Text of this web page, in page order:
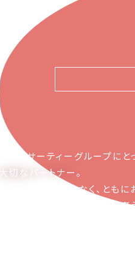
ピアーサーティーグループにと
大切なパートナー。
お取引の関係ではなく、とも
かち合える関係でありたいと考